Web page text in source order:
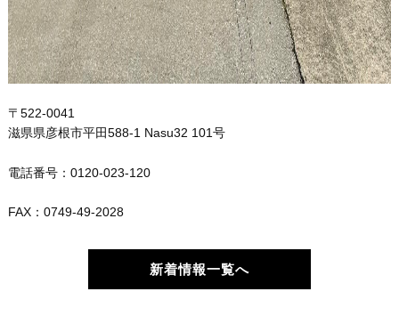
〒522-0041
滋県県彦根市平田588-1 Nasu32 101号
電話番号：0120-023-120
FAX：0749-49-2028
新着情報一覧へ